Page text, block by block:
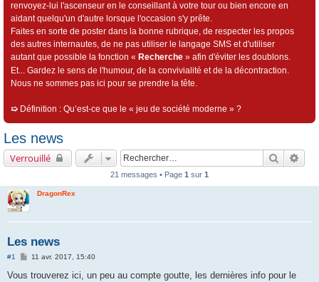
renvoyez-lui l'ascenseur en le conseillant à votre tour ou bien encore en
aidant quelqu'un d'autre lorsque l'occasion s'y prête.
Faites en sorte de poster dans la bonne rubrique, de respecter les propos
des autres internautes, de ne pas utiliser le langage SMS et d'utiliser
autant que possible la fonction « Recherche » afin d'éviter les doublons.
Et... Gardez le sens de l'humour, de la convivialité et de la décontraction.
Nous ne sommes pas ici pour se prendre la tête.
➯ Définition : Qu’est-ce que le « jeu de société moderne » ?
Les news
Verrouillé
21 messages • Page 1 sur 1
DragonRex
Les news
#1
M
s
11 avr. 2017, 15:40
Vous trouverez ici, un peu au compte goutte, les dernières info pour le